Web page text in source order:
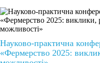
Науково-практична
«Фермерство 2025: